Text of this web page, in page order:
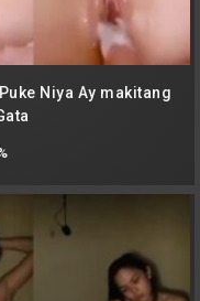
Niya Ay makitang